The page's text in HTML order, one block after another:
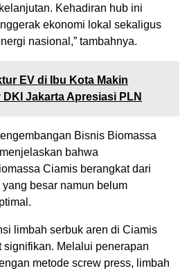
Kehadiran hub ini
ekonomi lokal sekaligus
nasional,” tambahnya.
EV di Ibu Kota Makin
Jakarta Apresiasi PLN
Bisnis Biomassa
bahwa
Ciamis berangkat dari
besar namun belum
limbah serbuk aren di Ciamis
Melalui penerapan
metode screw press, limbah